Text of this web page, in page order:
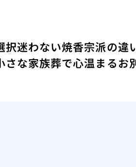
択迷わない焼香宗派の違
さな家族葬で心温まるお